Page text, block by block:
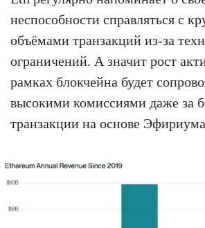
неспособности справляться с
объёмами транзакций из-за
ограничений. А значит рост
рамках блокчейна будет
высокими комиссиями даже за
транзакции на основе